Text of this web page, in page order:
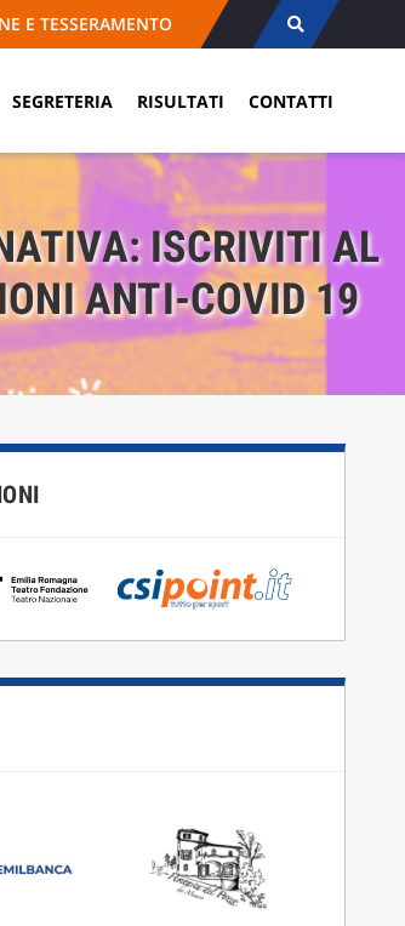
E TESSERAMENTO
SEGRETERIA RISULTATI CONTATTI
ISCRIVITI AL
ANTI-COVID 19